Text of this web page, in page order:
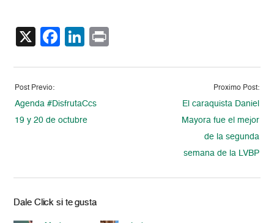
X Facebook
LinkedIn
Post Previo:
Agenda #DisfrutaCcs
19 y 20 de octubre
Proximo Post:
El caraquista Daniel
Mayora fue el mejor
de la segunda
semana de la LVBP
Dale Click si te gusta